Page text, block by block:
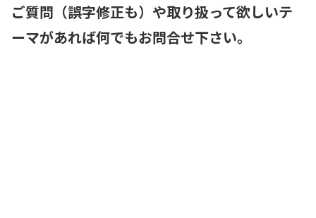
ご質問（誤字修正も）や取り扱って欲しいテ
ーマがあれば何でもお問合せ下さい。